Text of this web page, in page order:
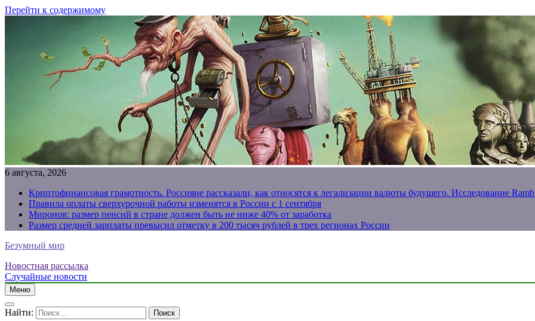
Перейти к содержимому
6 августа, 2026
Криптофинансовая грамотность. Россияне рассказали, как относятся к легализации валюты будущего. Исследование
Правила оплаты сверхурочной работы изменятся в России с 1 сентября
Миронов: размер пенсий в стране должен быть не ниже 40% от заработка
Размер средней зарплаты превысил отметку в 200 тысяч рублей в трех регионах России
Безумный мир
Новостная рассылка
Случайные новости
Меню
Найти: